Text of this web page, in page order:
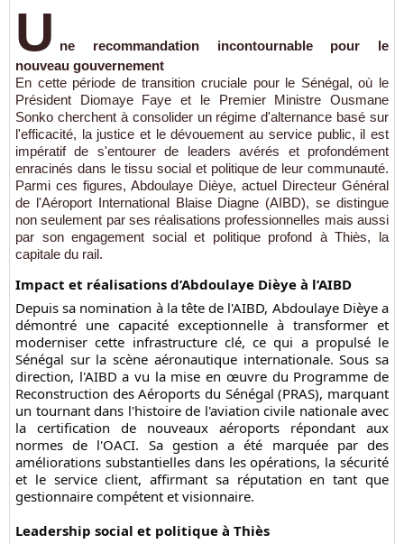
U ne recommandation incontournable pour le
nouveau gouvernement
En cette période de transition cruciale pour le Sénégal, où le
Président Diomaye Faye et le Premier Ministre Ousmane
Sonko cherchent à consolider un régime d'alternance basé sur
l'efficacité, la justice et le dévouement au service public, il est
impératif de s'entourer de leaders avérés et profondément
enracinés dans le tissu social et politique de leur communauté.
Parmi ces figures, Abdoulaye Dièye, actuel Directeur Général
de l'Aéroport International Blaise Diagne (AIBD), se distingue
non seulement par ses réalisations professionnelles mais aussi
par son engagement social et politique profond à Thiès, la
capitale du rail.
Impact et réalisations d’Abdoulaye Dièye à l’AIBD
Depuis sa nomination à la tête de l'AIBD, Abdoulaye Dièye a
démontré une capacité exceptionnelle à transformer et
moderniser cette infrastructure clé, ce qui a propulsé le
Sénégal sur la scène aéronautique internationale. Sous sa
direction, l'AIBD a vu la mise en œuvre du Programme de
Reconstruction des Aéroports du Sénégal (PRAS), marquant
un tournant dans l'histoire de l'aviation civile nationale avec
la certification de nouveaux aéroports répondant aux
normes de l'OACI. Sa gestion a été marquée par des
améliorations substantielles dans les opérations, la sécurité
et le service client, affirmant sa réputation en tant que
gestionnaire compétent et visionnaire.
Leadership social et politique à Thiès